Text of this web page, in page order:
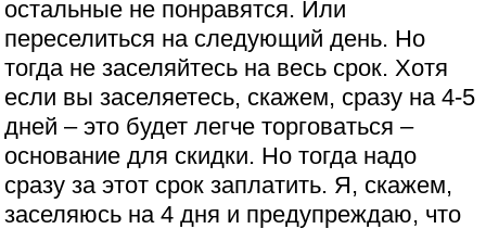
остальные не понравятся. Или
переселиться на следующий день. Но
тогда не заселяйтесь на весь срок. Хотя
если вы заселяетесь, скажем, сразу на 4-5
дней – это будет легче торговаться –
основание для скидки. Но тогда надо
сразу за этот срок заплатить. Я, скажем,
заселяюсь на 4 дня и предупреждаю, что